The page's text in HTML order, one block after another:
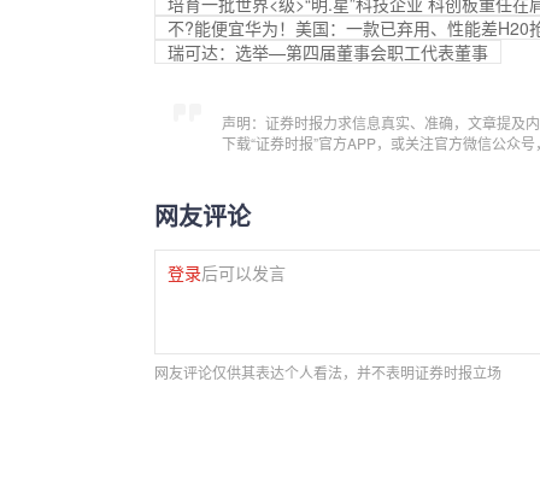
不?能便宜华为！美国：一款已弃用、性能差H20
瑞可达：选举—第四届董事会职工代表董事
声明：证券时报力求信息真实、准确，文章提及
下载“证券时报”官方APP，或关注官方微信公众
网友评论
登录后可以发言
网友评论仅供其表达个人看法，并不表明证券时报立场